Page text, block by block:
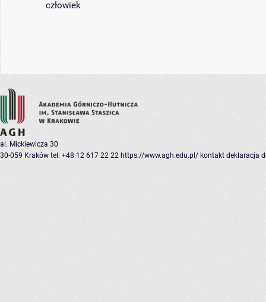
człowiek
al. Mickiewicza 30
30-059 Kraków tel: +48 12 617 22 22 https://www.agh.edu.pl/ kontakt deklaracja